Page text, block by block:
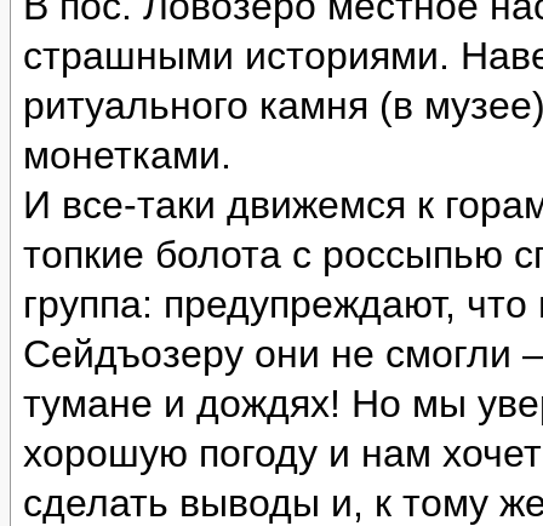
страшными историями.
ритуального камня (в
монетками.
И все-таки движемся к
топкие болота с россыпью
группа: предупреждают,
Сейдъозеру они не смогли
тумане и дождях! Но мы
хорошую погоду и нам
сделать выводы и, к тому